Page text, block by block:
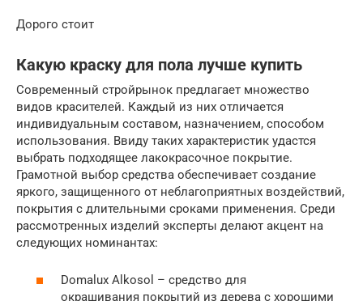
Дорого стоит
Какую краску для пола лучше купить
Современный стройрынок предлагает множество
видов красителей. Каждый из них отличается
индивидуальным составом, назначением, способом
использования. Ввиду таких характеристик удастся
выбрать подходящее лакокрасочное покрытие.
Грамотной выбор средства обеспечивает создание
яркого, защищенного от неблагоприятных воздействий,
покрытия с длительными сроками применения. Среди
рассмотренных изделий эксперты делают акцент на
следующих номинантах:
Domalux Alkosol – средство для
окрашивания покрытий из дерева с хорошими